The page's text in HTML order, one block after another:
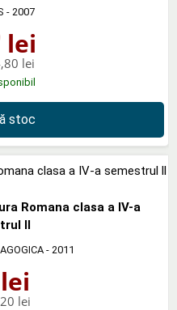
- 2007
lei
lei
stoc
Romana clasa a IV-a
ll
- 2011
lei
lei